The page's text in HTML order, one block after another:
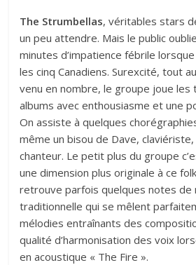
The Strumbellas, véritables stars
un peu attendre. Mais le public
minutes d’impatience fébrile
les cinq Canadiens. Surexcité, tout
venu en nombre, le groupe joue
albums avec enthousiasme et une
On assiste à quelques
même un bisou de Dave,
chanteur. Le petit plus du groupe
une dimension plus originale à ce
retrouve parfois quelques notes de
traditionnelle qui se mêlent
mélodies entraînants des
qualité d’harmonisation des voix
en acoustique « The Fire ».